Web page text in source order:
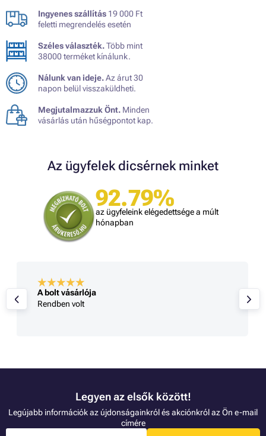
Ingyenes szállítás 19 000 Ft
feletti megrendelés esetén
Széles választék.Több mint
38000 terméket kínálunk.
Nálunk van ideje.Az árut 30
napon belül visszaküldheti.
Megjutalmazzuk Önt. Minden
vásárlás után hűségpontot kap.
Az ügyfelek dicsérnek minket
92.79%
az ügyfeleink elégedettsége a múlt
hónapban
A bolt vásárlója
Rendben volt
Legyen az elsők között!
Legújabb információk az újdonságainkról és akciónkról az Ön e-mail
címére